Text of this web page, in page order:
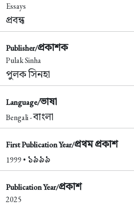
Essays
প্রবন্ধ
Publisher/প্রকাশক
Pulak Sinha
পুলক সিনহা
Language/ভাষা
Bengali -বাংলা
First Publication Year/প্রথম প্রকাশ
1999 • ১৯৯৯
Publication Year/প্রকাশ
2025